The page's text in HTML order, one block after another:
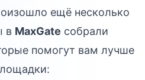
ещё несколько
в MaxGate собрали
помогут вам лучше